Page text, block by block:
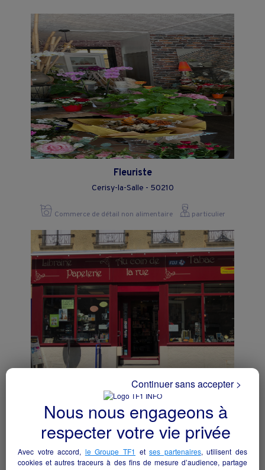
Fleuriste
Cerisy-la-Salle - 50210
Commerce de détail non alimentaire particulier
TABAC FDJ
Commerce de détail non alimentaire particulier
Nous nous engageons à
respecter votre vie privée
Avec votre accord, le Groupe TF1 etses partenaires, utilisent des
cookies et autres traceurs à des fins de mesure d’audience, partage
Continuer sans accepter >